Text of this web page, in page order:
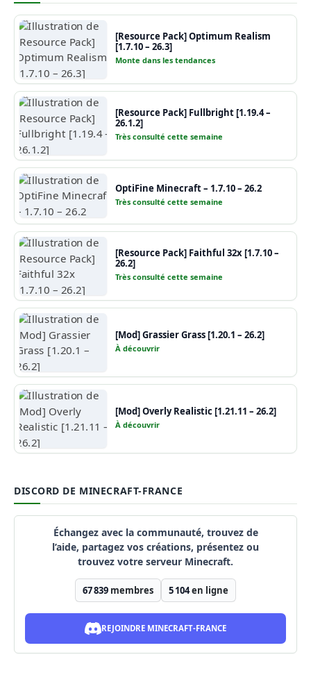
[Resource Pack] Optimum Realism
[1.7.10 – 26.3]
Monte dans les tendances
[Resource Pack] Fullbright [1.19.4 –
26.1.2]
Très consulté cette semaine
OptiFine Minecraft – 1.7.10 – 26.2
Très consulté cette semaine
[Resource Pack] Faithful 32x [1.7.10 –
26.2]
Très consulté cette semaine
[Mod] Grassier Grass [1.20.1 – 26.2]
À découvrir
[Mod] Overly Realistic [1.21.11 – 26.2]
À découvrir
DISCORD DE MINECRAFT-FRANCE
Échangez avec la communauté, trouvez de
l’aide, partagez vos créations, présentez ou
trouvez votre serveur Minecraft.
67 839 membres 5 104en ligne
REJOINDRE MINECRAFT-FRANCE